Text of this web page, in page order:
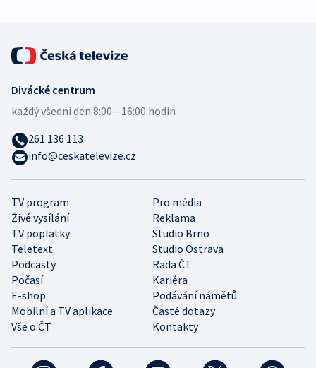
TV program
Pro média
Živé vysílání
Reklama
TV poplatky
Studio Brno
Teletext
Studio Ostrava
Podcasty
Rada ČT
Počasí
Kariéra
E-shop
Podávání námětů
Mobilní a TV aplikace
Časté dotazy
Vše o ČT
Kontakty
Divácké centrum
každý všední den:8:00—16:00 hodin
261 136 113
info@ceskatelevize.cz